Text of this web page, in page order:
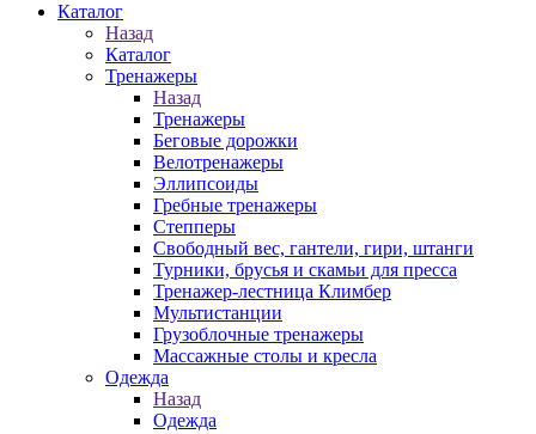
Каталог
Назад
Каталог
Тренажеры
Назад
Тренажеры
Беговые дорожки
Велотренажеры
Эллипсоиды
Гребные тренажеры
Степперы
Свободный вес, гантели, гири, штанги
Турники, брусья и скамьи для пресса
Тренажер-лестница Климбер
Мультистанции
Грузоблочные тренажеры
Массажные столы и кресла
Одежда
Назад
Одежда